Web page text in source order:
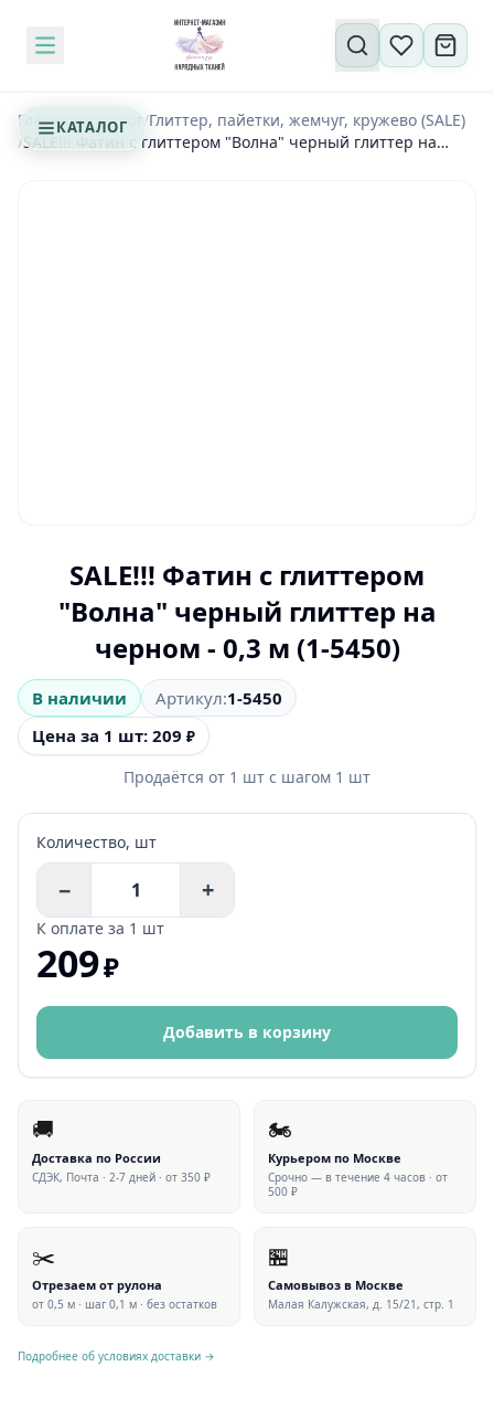
КАТАЛОГ
Поиск по сайту
Главная/Каталог/Глиттер, пайетки, жемчуг, кружево (SALE)
/SALE!!! Фатин с глиттером "Волна" черный глиттер на
SALE!!! Фатин с глиттером
"Волна" черный глиттер на
черном - 0,3 м (1-5450)
В наличии Артикул:1-5450
Цена за 1 шт: 209 ₽
Продаётся от 1 шт с шагом 1 шт
Количество, шт
− +
К оплате за 1 шт
209₽
Добавить в корзину
🚚
Доставка по России
СДЭК, Почта · 2-7 дней · от 350 ₽
🏍
Курьером по Москве
Срочно — в течение 4 часов · от
500 ₽
✂️
Отрезаем от рулона
от 0,5 м · шаг 0,1 м · без остатков
🏪
Самовывоз в Москве
Малая Калужская, д. 15/21, стр. 1
Подробнее об условиях доставки →